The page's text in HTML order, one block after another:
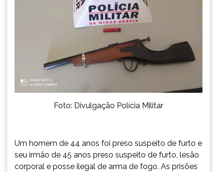
Foto: Divulgação Polícia Militar
Um homem de 44 anos foi preso suspeito de furto e
seu irmão de 45 anos preso suspeito de furto, lesão
corporal e posse ilegal de arma de fogo. As prisões